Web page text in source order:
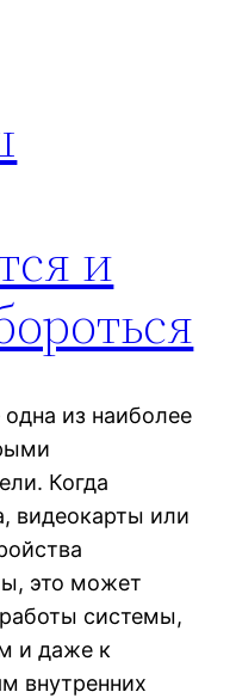
и
из наиболее
Когда
видеокарты или
это может
системы,
и даже к
внутренних